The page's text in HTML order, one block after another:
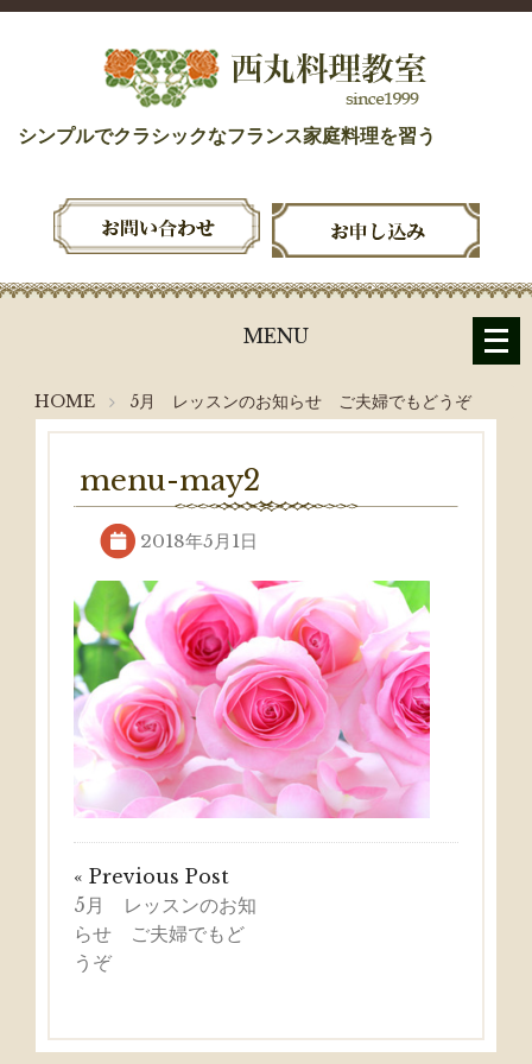
シンプルでクラシックなフランス家庭料理を習う
MENU
メ
ニ
ー
HOME 5月 レッスンのお知らせ ご夫婦でもどうぞ
menu-may2
2018年5月1日
« Previous Post
5月 レッスンのお知
らせ ご夫婦でもど
うぞ